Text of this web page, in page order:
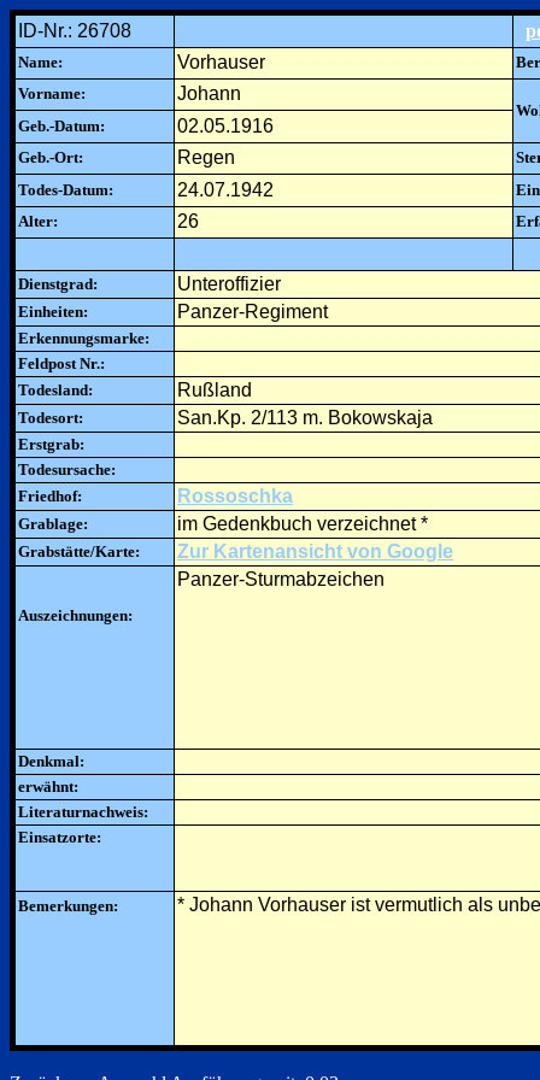
ID-Nr.: 26708
Name: Vorhauser
Vorname:
Johann
Geb.-Datum:
02.05.1916
Geb.-Ort: Regen
Todes-Datum:
24.07.1942
Alter:
26
Dienstgrad: Unteroffizier
Einheiten: Panzer-Regiment
Erkennungsmarke:
Feldpost Nr.:
Todesland:
Rußland
Todesort: San.Kp. 2/113 m. Bokowskaja
Erstgrab:
Todesursache:
Friedhof:
Rossoschka
Grablage: im Gedenkbuch verzeichnet *
Grabstätte/Karte: Zur Kartenansicht von Google
Auszeichnungen:
Panzer-Sturmabzeichen
Denkmal:
erwähnt:
Literaturnachweis:
Einsatzorte:
Bemerkungen: * Johann Vorhauser ist vermutlich als